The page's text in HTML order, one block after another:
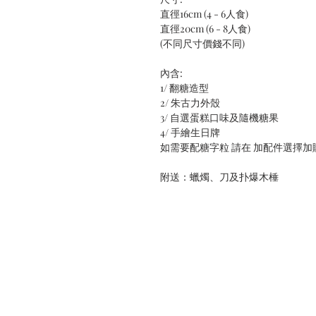
直徑16cm (4 - 6人食)
直徑20cm (6 - 8人食)
(不同尺寸價錢不同)
內含:
1/ 翻糖造型
2/ 朱古力外殼
3/ 自選蛋糕口味及隨機糖果
4/ 手繪生日牌
如需要配糖字粒 請在 加配件選擇
附送：蠟燭、刀及扑爆木棰